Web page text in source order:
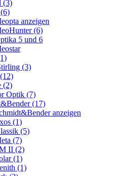
(3)
anzeigen
(6)
5 und 6
(3)
(2)
Optik (7)
(17)
anzeigen
(1)
(5)
(7)
II (2)
(1)
(1)